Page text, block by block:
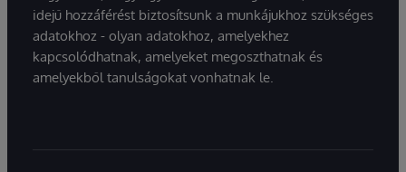
idejű hozzáférést biztosítsunk a munkájukhoz szükséges
adatokhoz - olyan adatokhoz, amelyekhez
kapcsolódhatnak, amelyeket megoszthatnak és
amelyekből tanulságokat vonhatnak le.